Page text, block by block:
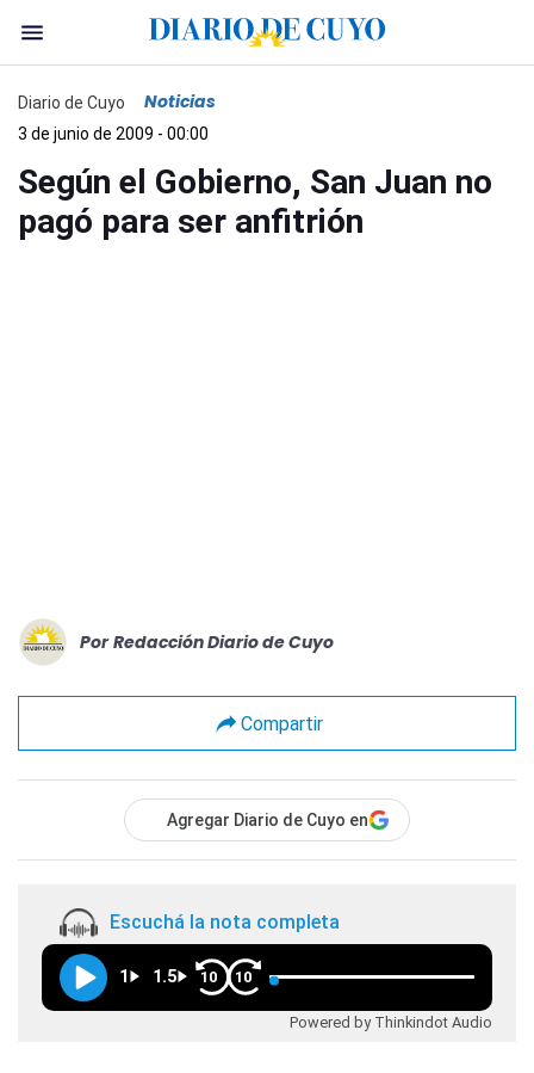
Diario de Cuyo Noticias
3 de junio de 2009 - 00:00
Según el Gobierno, San Juan no
pagó para ser anfitrión
Por Redacción Diario de Cuyo
Compartir
Agregar Diario de Cuyo en
Escuchá la nota completa
1 1.5 10 10
Powered by Thinkindot Audio